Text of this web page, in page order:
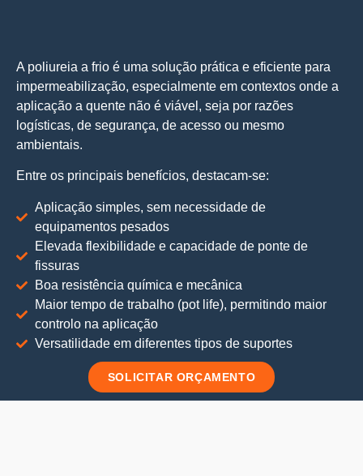
A poliureia a frio é uma solução prática e eficiente para
impermeabilização, especialmente em contextos onde a
aplicação a quente não é viável, seja por razões
logísticas, de segurança, de acesso ou mesmo
ambientais.
Entre os principais benefícios, destacam-se:
Aplicação simples, sem necessidade de
equipamentos pesados
Elevada flexibilidade e capacidade de ponte de
fissuras
Boa resistência química e mecânica
Maior tempo de trabalho (pot life), permitindo maior
controlo na aplicação
Versatilidade em diferentes tipos de suportes
SOLICITAR ORÇAMENTO